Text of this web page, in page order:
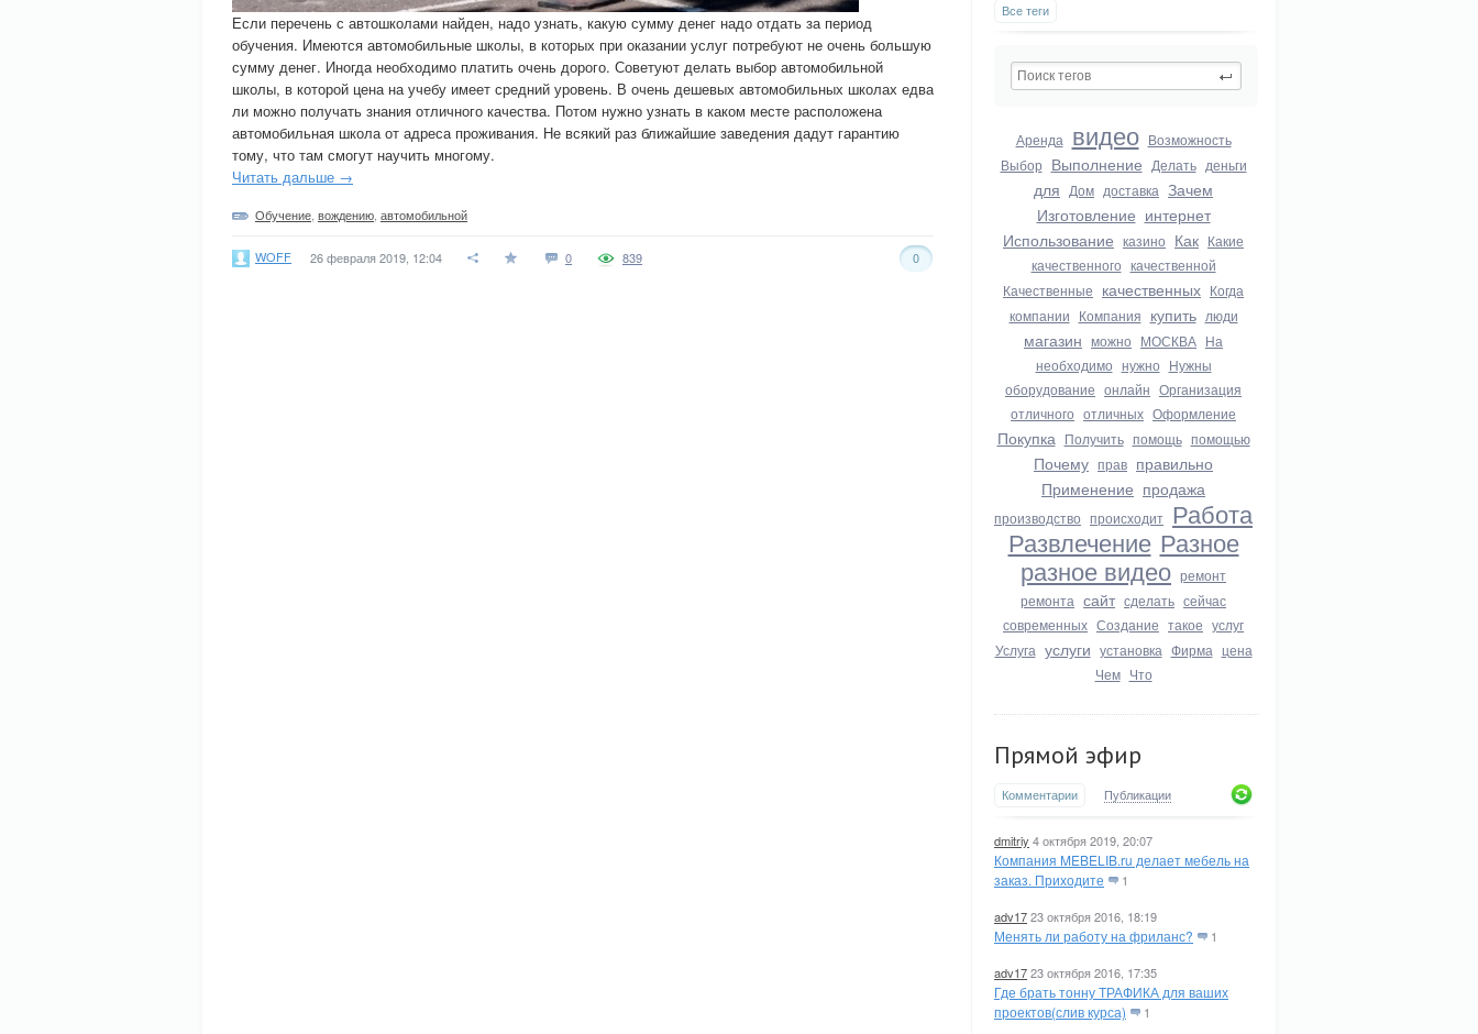
Все теги
Аренда видео Возможность
Выбор Выполнение Делать деньги
для Дом доставка Зачем
Изготовление интернет
Использование казино Как Какие
качественного качественной
Качественные качественных Когда
компании Компания купить люди
магазин можно МОСКВА На
необходимо нужно Нужны
оборудование онлайн Организация
отличного отличных Оформление
Покупка Получить помощь помощью
Почему прав правильно
Применение продажа
производство происходит Работа
Развлечение Разное
разное видео ремонт
ремонта сайт сделать сейчас
современных Создание такое услуг
Услуга услуги установка Фирма цена
Чем Что
Прямой эфир
Комментарии Публикации
dmitriy 4 октября 2019, 20:07
Компания MEBELIB.ru делает мебель на
заказ. Приходите
1
adv1723 октября 2016, 18:19
Менять ли работу на фриланс? 1
adv1723 октября 2016, 17:35
Где брать тонну ТРАФИКА для ваших
проектов(слив курса)
1
Если перечень с автошколами найден, надо узнать, какую сумму денег надо отдать за период
обучения. Имеются автомобильные школы, в которых при оказании услуг потребуют не очень большую
сумму денег. Иногда необходимо платить очень дорого. Советуют делать выбор автомобильной
школы, в которой цена на учебу имеет средний уровень. В очень дешевых автомобильных школах едва
ли можно получать знания отличного качества. Потом нужно узнать в каком месте расположена
автомобильная школа от адреса проживания. Не всякий раз ближайшие заведения дадут гарантию
тому, что там смогут научить многому.
Читать дальше →
Обучение вождению автомобильной
WOFF 26 февраля 2019, 12:04 0 0
839